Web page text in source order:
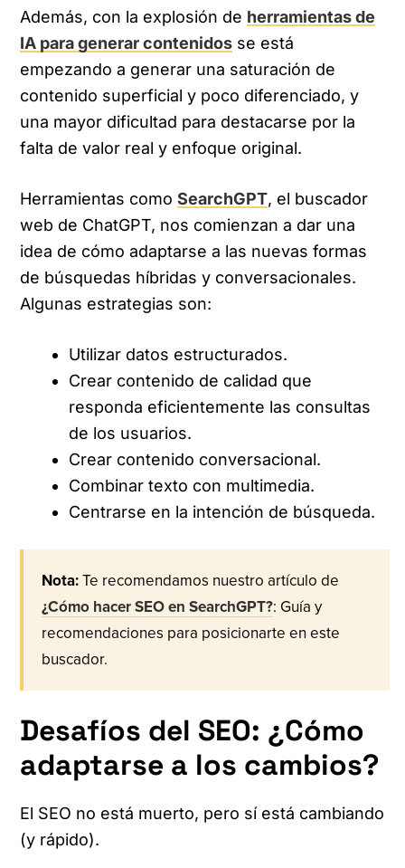
Además, con la explosión de herramientas de
IA para generar contenidos se está
empezando a generar una saturación de
contenido superficial y poco diferenciado, y
una mayor dificultad para destacarse por la
falta de valor real y enfoque original.
Herramientas como SearchGPT, el buscador
web de ChatGPT, nos comienzan a dar una
idea de cómo adaptarse a las nuevas formas
de búsquedas híbridas y conversacionales.
Algunas estrategias son:
Utilizar datos estructurados.
Crear contenido de calidad que
responda eficientemente las consultas
de los usuarios.
Crear contenido conversacional.
Combinar texto con multimedia.
Centrarse en la intención de búsqueda.
Nota:Te recomendamos nuestro artículo de
¿Cómo hacer SEO en SearchGPT?: Guía y
recomendaciones para posicionarte en este
buscador.
Desafíos del SEO: ¿Cómo
adaptarse a los cambios?
El SEO no está muerto, pero sí está cambiando
(y rápido).